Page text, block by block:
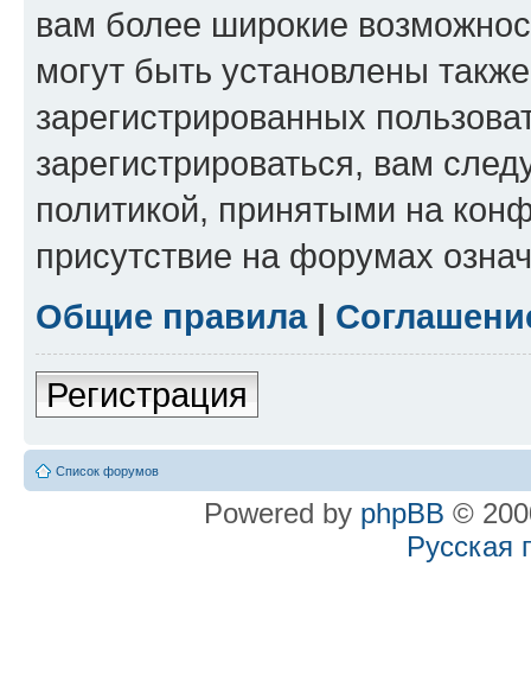
вам более широкие
могут быть установлены
зарегистрированных
зарегистрироваться, вам
политикой, принятыми на
присутствие на форумах
Общие правила|
Регистрация
Список форумов
Powered by phpBB ©
Русская